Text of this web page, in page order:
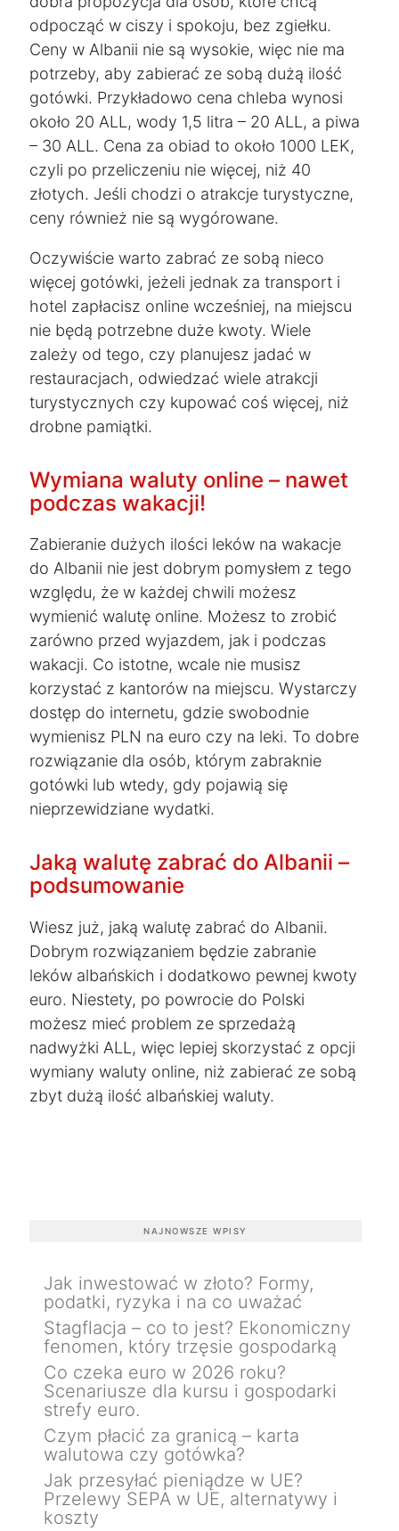
odpocząć w ciszy i spokoju, bez zgiełku.
Ceny w Albanii nie są wysokie, więc nie ma
potrzeby, aby zabierać ze sobą dużą ilość
gotówki. Przykładowo cena chleba wynosi
około 20 ALL, wody 1,5 litra – 20 ALL, a piwa
– 30 ALL. Cena za obiad to około 1000 LEK,
czyli po przeliczeniu nie więcej, niż 40
złotych. Jeśli chodzi o atrakcje turystyczne,
ceny również nie są wygórowane.
Oczywiście warto zabrać ze sobą nieco
więcej gotówki, jeżeli jednak za transport i
hotel zapłacisz online wcześniej, na miejscu
nie będą potrzebne duże kwoty. Wiele
zależy od tego, czy planujesz jadać w
restauracjach, odwiedzać wiele atrakcji
turystycznych czy kupować coś więcej, niż
drobne pamiątki.
Wymiana waluty online – nawet
podczas wakacji!
Zabieranie dużych ilości leków na wakacje
do Albanii nie jest dobrym pomysłem z tego
względu, że w każdej chwili możesz
wymienić walutę online. Możesz to zrobić
zarówno przed wyjazdem, jak i podczas
wakacji. Co istotne, wcale nie musisz
korzystać z kantorów na miejscu. Wystarczy
dostęp do internetu, gdzie swobodnie
wymienisz PLN na euro czy na leki. To dobre
rozwiązanie dla osób, którym zabraknie
gotówki lub wtedy, gdy pojawią się
nieprzewidziane wydatki.
Jaką walutę zabrać do Albanii –
podsumowanie
Wiesz już, jaką walutę zabrać do Albanii.
Dobrym rozwiązaniem będzie zabranie
leków albańskich i dodatkowo pewnej kwoty
euro. Niestety, po powrocie do Polski
możesz mieć problem ze sprzedażą
nadwyżki ALL, więc lepiej skorzystać z opcji
wymiany waluty online, niż zabierać ze sobą
zbyt dużą ilość albańskiej waluty.
NAJNOWSZE WPISY
Jak inwestować w złoto? Formy,
podatki, ryzyka i na co uważać
Stagflacja – co to jest? Ekonomiczny
fenomen, który trzęsie gospodarką
Co czeka euro w 2026 roku?
Scenariusze dla kursu i gospodarki
strefy euro.
Czym płacić za granicą – karta
walutowa czy gotówka?
Jak przesyłać pieniądze w UE?
Przelewy SEPA w UE, alternatywy i
koszty